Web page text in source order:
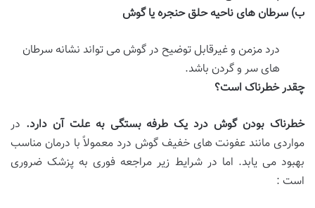
ب) سرطان های ناحیه حلق حنجره یا گوش
درد مزمن و غیرقابل توضیح در گوش می تواند نشانه سرطان
های سر و گردن باشد.
چقدر خطرناک است؟
خطرناک بودن گوش درد یک طرفه بستگی به علت آن دارد. در
مواردی مانند عفونت های خفیف گوش درد معمولاً با درمان مناسب
بهبود می یابد. اما در شرایط زیر مراجعه فوری به پزشک ضروری
است :